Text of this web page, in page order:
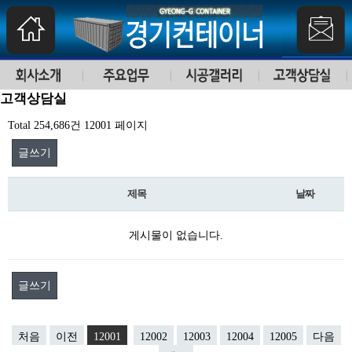
고객상담실
Total 254,686건 12001 페이지
글쓰기
제목 날짜
게시물이 없습니다.
글쓰기
처음 이전 12001 12002 12003 12004 12005
다음